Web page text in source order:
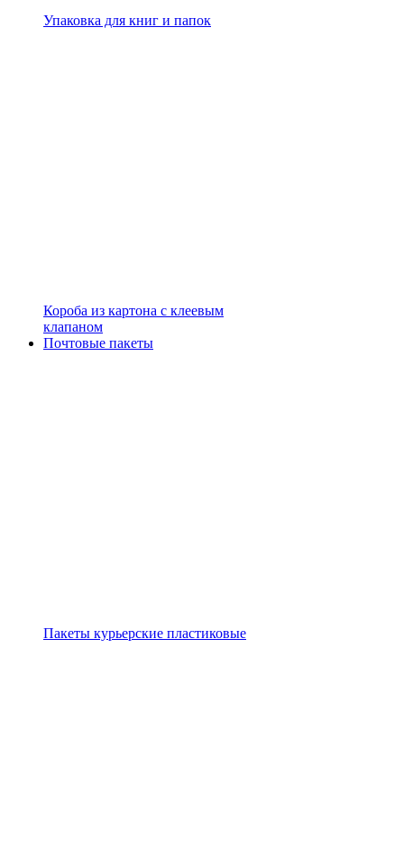
Упаковка для книг и папок
Короба из картона с клеевым
клапаном
Почтовые пакеты
Пакеты курьерские пластиковые